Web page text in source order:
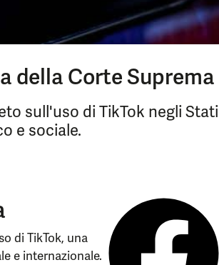
della Corte Suprema
sull'uso di TikTok negli Stati
e sociale.
di TikTok, una
e internazionale.